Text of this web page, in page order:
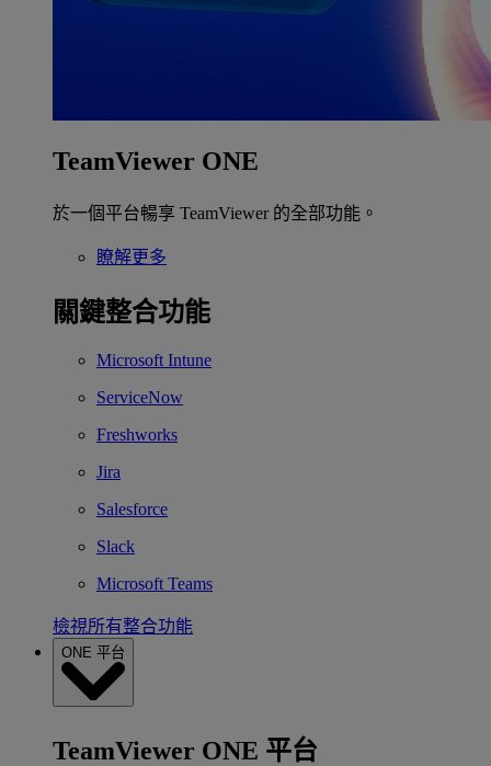
TeamViewer ONE
於一個平台暢享 TeamViewer 的全部功能。
瞭解更多
關鍵整合功能
Microsoft Intune
ServiceNow
Freshworks
Jira
Salesforce
Slack
Microsoft Teams
檢視所有整合功能
ONE 平台
TeamViewer ONE 平台